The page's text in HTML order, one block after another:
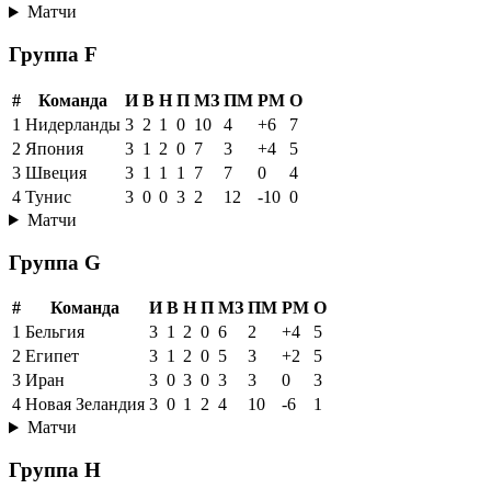
Матчи
Группа F
# Команда И В Н П МЗ ПМ РМ О
1 Нидерланды 3 2 1 0 10 4 +6
7
2 Япония 3 1 2 0 7 3 +4
5
3 Швеция 3 1 1 1 7 7 0
4
4 Тунис 3 0 0 3 2 12 -10 0
Матчи
Группа G
# Команда И В Н П МЗ ПМ РМ О
1 Бельгия 3 1 2 0 6 2 +4
5
2 Египет 3 1 2 0 5 3 +2
5
3 Иран 3 0 3 0 3 3 0
3
4 Новая Зеландия 3 0 1 2 4 10 -6
1
Матчи
Группа H